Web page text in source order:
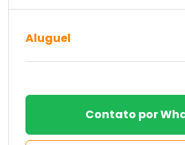
Aluguel
Contato por